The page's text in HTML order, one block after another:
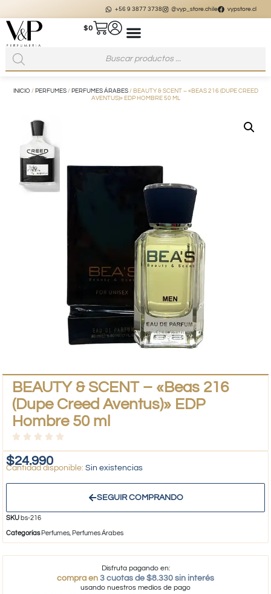
+56 9 3877 3738 @vyp_store.chile vypstore.cl
$0
INICIO / PERFUMES/ PERFUMES ÁRABES/ BEAUTY & SCENT – «BEAS 216 (DUPE CREED
AVENTUS)» EDP HOMBRE 50 ML
BEAUTY & SCENT – «Beas 216
(Dupe Creed Aventus)» EDP
Hombre 50 ml
$24.990 Sin existencias
SEGUIR COMPRANDO
SKU bs-216
Categorías Perfumes, Perfumes Árabes
Disfruta pagando en:
compra en 3 cuotas de $8.330 sin interés
usando nuestros medios de pago